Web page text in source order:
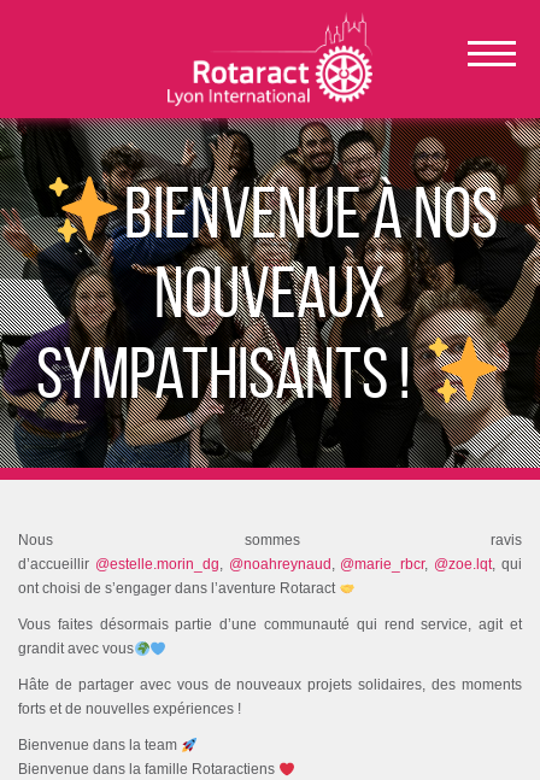
Bienvenue à nos
nouveaux
sympathisants !
Nous sommes ravis
d’accueillir @estelle.morin_dg, @noahreynaud , @marie_rbcr, @zoe.lqt, qui
ont choisi de s’engager dans l’aventure Rotaract
Vous faites désormais partie d’une communauté qui rend service, agit et
grandit avec vous
Hâte de partager avec vous de nouveaux projets solidaires, des moments
forts et de nouvelles expériences !
Bienvenue dans la team
Bienvenue dans la famille Rotaractiens